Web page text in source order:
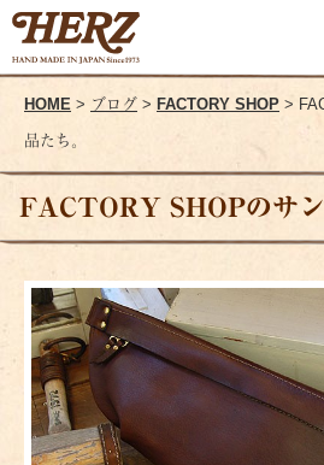
HOME > ブログ > FACTORY SHOP >
品たち。
FACTORY SHOPのサン